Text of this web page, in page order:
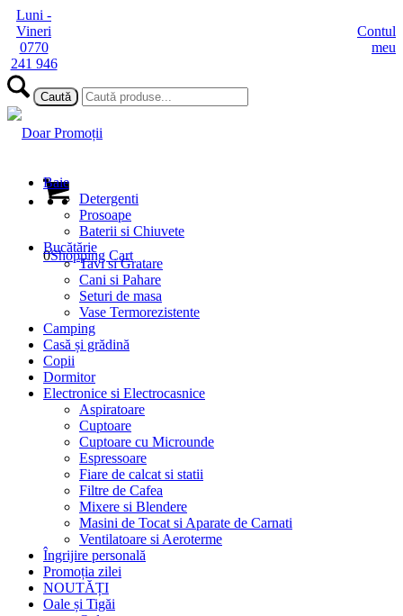
Luni -
Vineri
0770
241 946
Contul
meu
0Shopping Cart
Baie
Detergenti
Prosoape
Baterii si Chiuvete
Bucătărie
Tavi si Gratare
Cani si Pahare
Seturi de masa
Vase Termorezistente
Camping
Casă și grădină
Copii
Dormitor
Electronice si Electrocasnice
Aspiratoare
Cuptoare
Cuptoare cu Microunde
Espressoare
Fiare de calcat si statii
Filtre de Cafea
Mixere si Blendere
Masini de Tocat si Aparate de Carnati
Ventilatoare si Aeroterme
Îngrijire personală
Promoția zilei
NOUTĂȚI
Oale și Tigăi